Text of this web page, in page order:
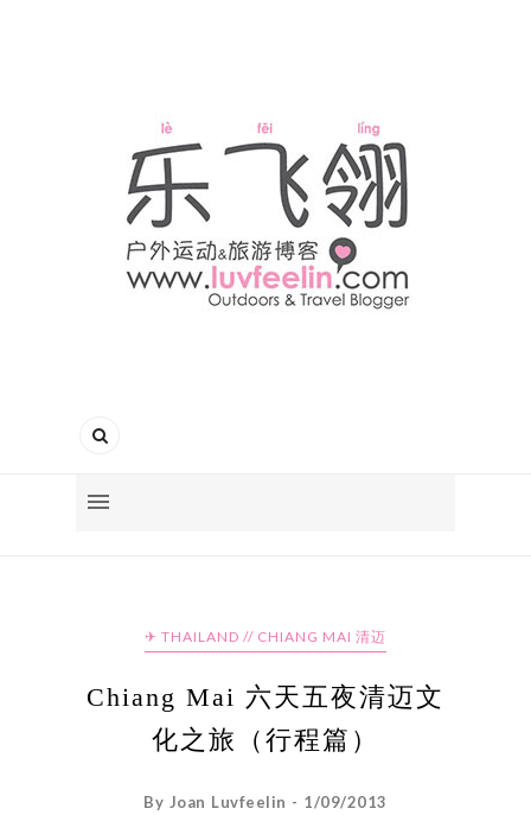
✈ THAILAND // CHIANG MAI 清迈
Chiang Mai 六天五夜清迈文
化之旅（行程篇）
By Joan Luvfeelin - 1/09/2013